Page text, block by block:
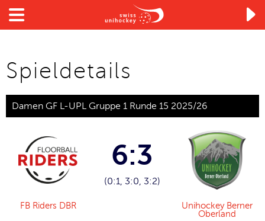

Spieldetails
Damen GF L-UPL Gruppe 1 Runde 15 2025/26
FB Riders DBR
6:3
(0:1, 3:0, 3:2)
Unihockey Berner
Oberland